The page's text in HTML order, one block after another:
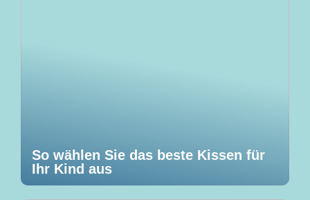
So wählen Sie das beste Kissen für
Ihr Kind aus